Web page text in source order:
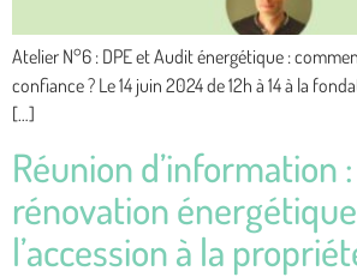
Atelier N°6 : DPE et Audit énergétique :
confiance ? Le 14 juin 2024 de 12h à 14 à la
[…]
Réunion d’information
rénovation
l’accession à la